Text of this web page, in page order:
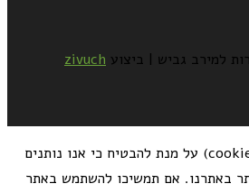
zivuch
אנו משתמשים בעוגיות (cookies) על מנת להבטיח כי אנו נותנים
באתרנו. אם תמשיכו להשתמש באתר